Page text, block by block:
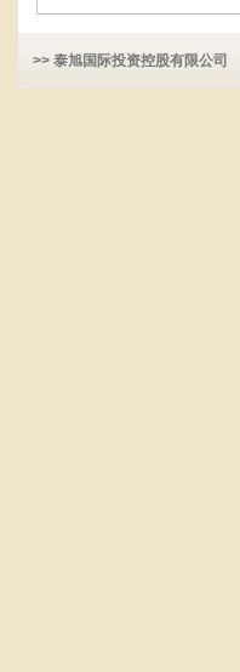
>> 泰旭国际投资控股有限公司